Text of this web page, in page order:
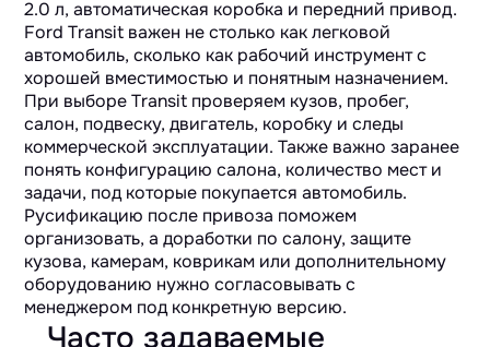
2.0 л, автоматическая коробка и передний привод.
Ford Transit важен не столько как легковой
автомобиль, сколько как рабочий инструмент с
хорошей вместимостью и понятным назначением.
При выборе Transit проверяем кузов, пробег,
салон, подвеску, двигатель, коробку и следы
коммерческой эксплуатации. Также важно заранее
понять конфигурацию салона, количество мест и
задачи, под которые покупается автомобиль.
Русификацию после привоза поможем
организовать, а доработки по салону, защите
кузова, камерам, коврикам или дополнительному
оборудованию нужно согласовывать с
менеджером под конкретную версию.
Часто задаваемые